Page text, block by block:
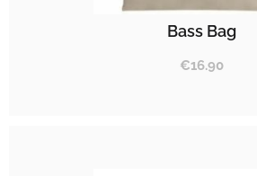
Bass Bag
€16.90